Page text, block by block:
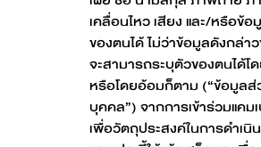
เคลื่อนไหว เสียง และ/หรือข้
ของตนได้ ไม่ว่าข้อมูลดังกล่า
จะสามารถระบุตัวของตนได้โ
หรือโดยอ้อมก็ตาม (“ข้อมูลส่
บุคคล”) จากการเข้าร่วมแค
เพื่อวัตถุประสงค์ในการดำเนิ